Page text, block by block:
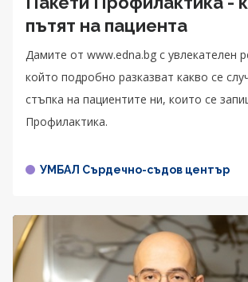
пътят на пациента
Дамите от www.edna.bg с увлекателен
който подробно разказват какво се
стъпка на пациентите ни, които се
Профилактика.
УМБАЛ Сърдечно-съдов център